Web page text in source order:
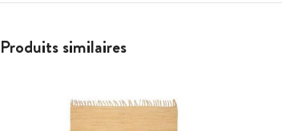
Produits similaires